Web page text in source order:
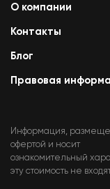
О компании
Контакты
Блог
Правовая
Информация,
офертой и носит
ознакомительный
эту стоимость не